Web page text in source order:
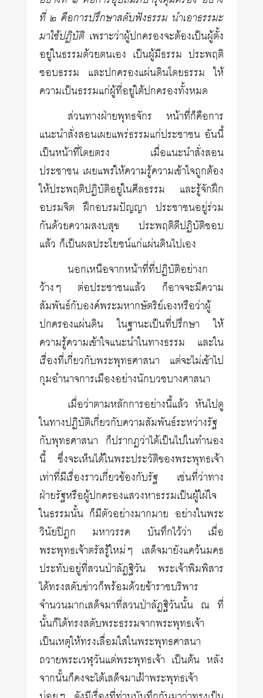
ที่ ๒ คือการปรึกษาสดับฟังธรรม นำเอาธรรมะ
มาใช้ปฏิบัติ เพราะว่าผู้ปกครองจะต้องเป็นผู้ตั้ง
อยู่ในธรรมด้วยตนเอง เป็นผู้มีธรรม ประพฤติ
ชอบธรรม และปกครองแผ่นดินโดยธรรม ให้
ความเป็นธรรมแก่ผู้ที่อยู่ใต้ปกครองทั้งหมด
ส่วนทางฝ่ายพุทธจักร หน้าที่ก็คือการ
แนะนำสั่งสอนเผยแพร่ธรรมแก่ประชาชน อันนี้
เป็นหน้าที่โดยตรง เมื่อแนะนำสั่งสอน
ประชาชน เผยแพร่ให้ความรู้ความเข้าใจถูกต้อง
ให้ประพฤติปฏิบัติอยู่ในศีลธรรม และรู้จักฝึก
อบรมจิต ฝึกอบรมปัญญา ประชาชนอยู่ร่วม
กันด้วยความสงบสุข ประพฤติดีปฏิบัติชอบ
แล้ว ก็เป็นผลประโยชน์แก่แผ่นดินไปเอง
นอกเหนือจากหน้าที่ที่ปฏิบัติอย่างก
ว้างๆ ต่อประชาชนแล้ว ก็อาจจะมีความ
สัมพันธ์กับองค์พระมหากษัตริย์เองหรือว่าผู้
ปกครองแผ่นดิน ในฐานะเป็นที่ปรึกษา ให้
ความรู้ความเข้าใจแนะนำในทางธรรม และใน
เรื่องที่เกี่ยวกับพระพุทธศาสนา แต่จะไม่เข้าไป
กุมอำนาจการเมืองอย่างนักบวชบางศาสนา
เมื่อว่าตามหลักการอย่างนี้แล้ว หันไปดู
ในทางปฏิบัติเกี่ยวกับความสัมพันธ์ระหว่างรัฐ
กับพุทธศาสนา ก็ปรากฏว่าได้เป็นไปในทำนอง
นี้ ซึ่งจะเห็นได้ในพระประวัติของพระพุทธเจ้า
เท่าที่มีเรื่องราวเกี่ยวข้องกับรัฐ เช่นที่ว่าทาง
ฝ่ายรัฐหรือผู้ปกครองแสวงหาธรรมเป็นผู้ใฝ่ใจ
ในธรรมนั้น ก็มีตัวอย่างมากมาย อย่างในพระ
วินัยปิฎก มหาวรรค บันทึกไว้ว่า เมื่อ
พระพุทธเจ้าตรัสรู้ใหม่ๆ เสด็จมายังแคว้นมคธ
ประทับอยู่ที่สวนป่าลัฏฐิวัน พระเจ้าพิมพิสาร
ได้ทรงสดับข่าวก็พร้อมด้วยข้าราชบริพาร
จำนวนมากเสด็จมาที่สวนป่าลัฏฐิวันนั้น ณ ที่
นั้นก็ได้ทรงสดับพระธรรมจากพระพุทธเจ้า
เป็นเหตุให้ทรงเลื่อมใสในพระพุทธศาสนา
ถวายพระเวฬุวันแด่พระพุทธเจ้า เป็นต้น หลัง
จากนั้นก็คงจะได้เสด็จมาเฝ้าพระพุทธเจ้า